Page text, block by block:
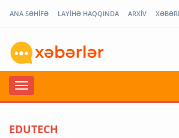
ANA SƏHİFƏ LAYİHƏ HAQQINDA ARXİV
EDUTECH